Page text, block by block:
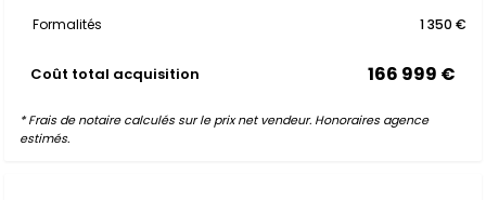
Formalités
1 350 €
Coût total acquisition 166 999 €
* Frais de notaire calculés sur le prix net vendeur. Honoraires agence
estimés.